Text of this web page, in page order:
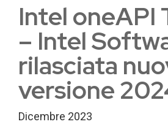
Intel oneAPI
– Intel
rilasciata
versione
Dicembre 2023